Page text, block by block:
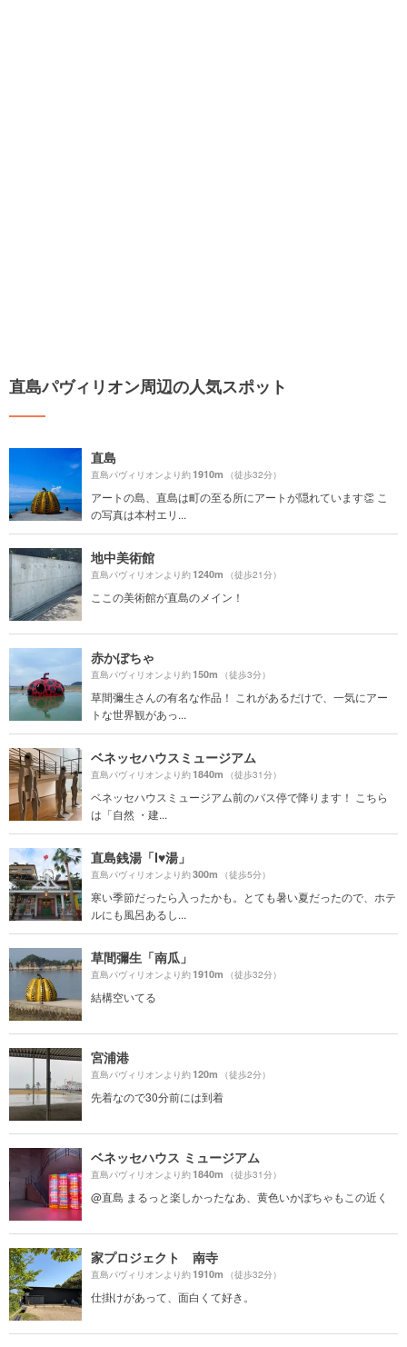
直島パヴィリオン周辺の人気スポット
直島
直島パヴィリオンより約1910m （徒歩32分）
アートの島、直島は町の至る所にアートが隠れています👏 こ
の写真は本村エリ...
地中美術館
直島パヴィリオンより約1240m （徒歩21分）
ここの美術館が直島のメイン！
赤かぼちゃ
直島パヴィリオンより約150m （徒歩3分）
草間彌生さんの有名な作品！ これがあるだけで、一気にアー
トな世界観があっ...
ベネッセハウスミュージアム
直島パヴィリオンより約1840m （徒歩31分）
ベネッセハウスミュージアム前のバス停で降ります！ こちら
は「自然 ・建...
直島銭湯「I♥湯」
直島パヴィリオンより約300m （徒歩5分）
寒い季節だったら入ったかも。とても暑い夏だったので、ホテ
ルにも風呂あるし...
草間彌生「南瓜」
直島パヴィリオンより約1910m （徒歩32分）
結構空いてる
宮浦港
直島パヴィリオンより約120m （徒歩2分）
先着なので30分前には到着
ベネッセハウス ミュージアム
直島パヴィリオンより約1840m （徒歩31分）
@直島 まるっと楽しかったなあ、黄色いかぼちゃもこの近く
家プロジェクト 南寺
直島パヴィリオンより約1910m （徒歩32分）
仕掛けがあって、面白くて好き。